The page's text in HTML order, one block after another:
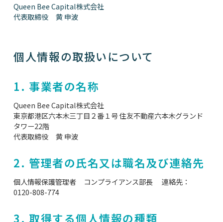
Queen Bee Capital株式会社
代表取締役 黄 申波
個人情報の取扱いについて
1. 事業者の名称
Queen Bee Capital株式会社
東京都港区六本木三丁目２番１号 住友不動産六本木グランド
タワー22階
代表取締役 黄 申波
2. 管理者の氏名又は職名及び連絡先
個人情報保護管理者 コンプライアンス部長 連絡先：
0120-808-774
3. 取得する個人情報の種類